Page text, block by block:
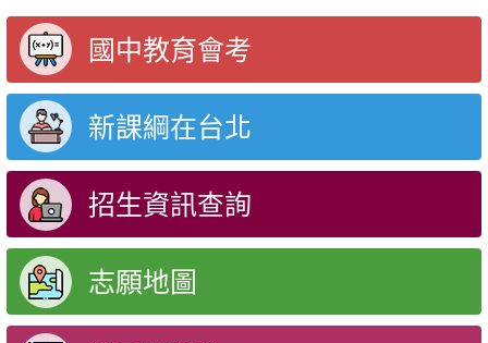
國中教育會考
新課綱在台北
招生資訊查詢
志願地圖